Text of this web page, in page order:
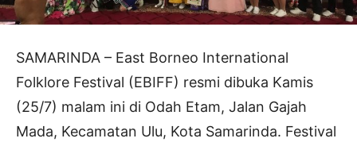
SAMARINDA – East Borneo International
Folklore Festival (EBIFF) resmi dibuka Kamis
(25/7) malam ini di Odah Etam, Jalan Gajah
Mada, Kecamatan Ulu, Kota Samarinda. Festival